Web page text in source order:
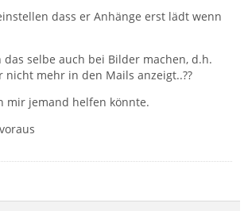
dass er Anhänge erst lädt wenn
das selbe auch bei Bilder machen, d.h.
nicht mehr in den Mails anzeigt..??
mir jemand helfen könnte.